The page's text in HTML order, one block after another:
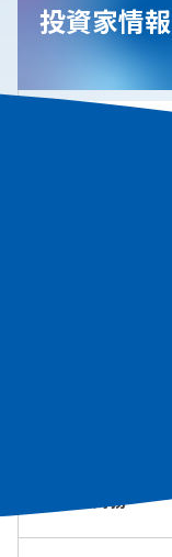
投資家情報
業績・財務